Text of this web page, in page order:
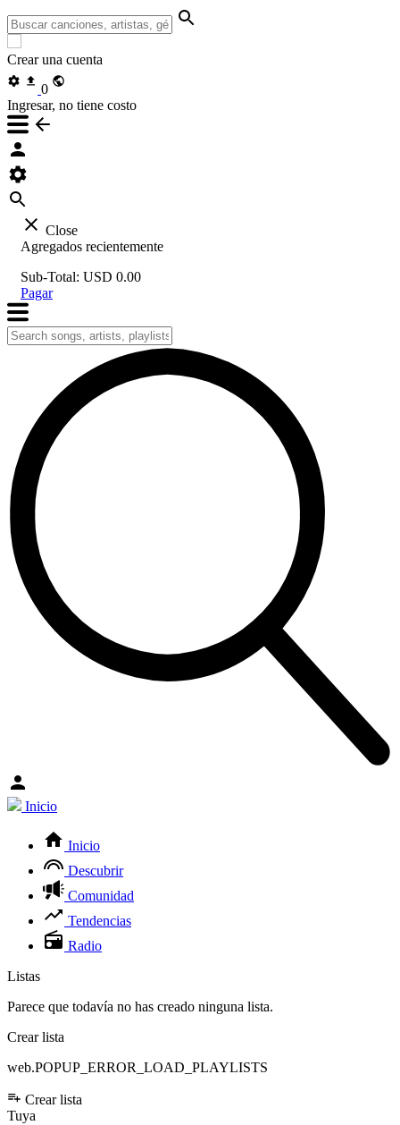
Crear una cuenta
0
Ingresar, no tiene costo
Close
Agregados recientemente
Sub-Total: USD 0.00
Pagar
Inicio
Inicio
Descubrir
Comunidad
Tendencias
Radio
Listas
Parece que todavía no has creado ninguna lista.
Crear lista
web.POPUP_ERROR_LOAD_PLAYLISTS
Crear lista
Tuya